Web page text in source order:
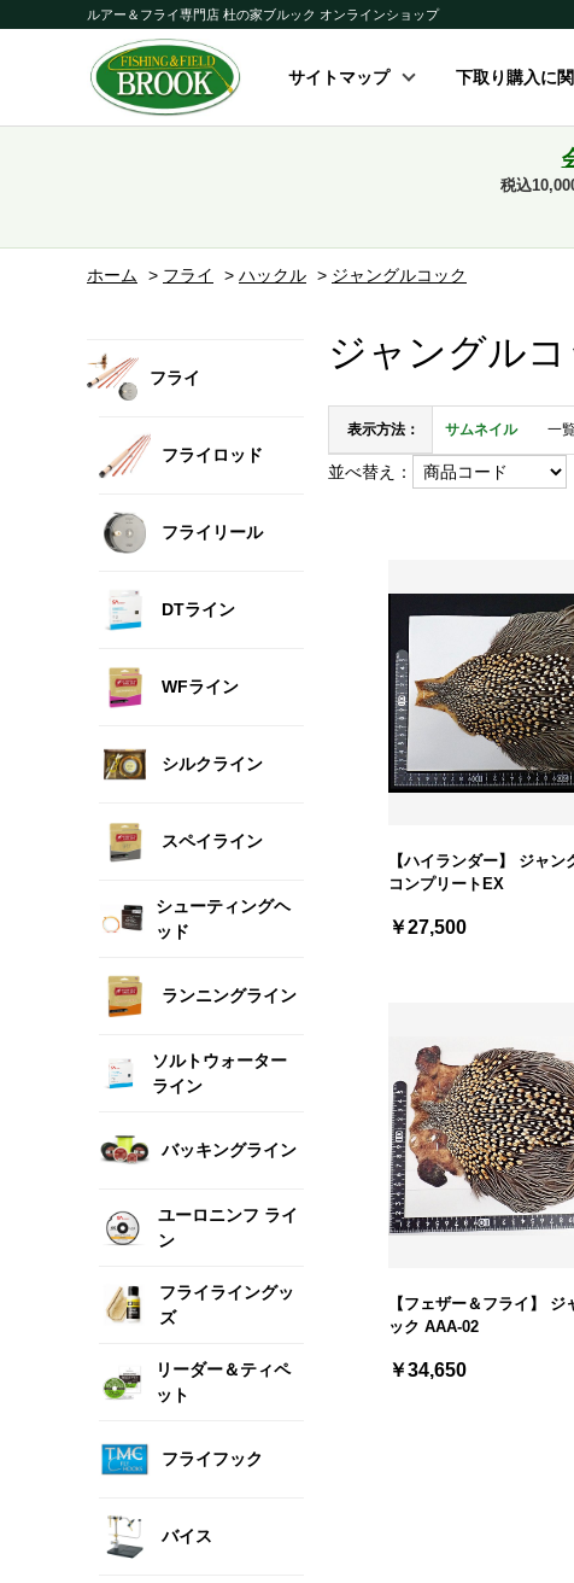
ルアー＆フライ専門店 杜の家ブルック オンラインショップ
サイトマップ 下取り購入に
税込
ホーム > フライ > ハックル > ジャングルコック
フライ
フライロッド
フライリール
DTライン
WFライン
シルクライン
スペイライン
シューティングヘ
ッド
ランニングライン
ソルトウォーター
ライン
バッキングライン
ユーロニンフ ライ
ン
フライライングッ
ズ
リーダー＆ティペ
ット
フライフック
バイス
ジャングルコ
表示方法： サムネイル 一
並べ替え：
【ハイランダー】 ジャン
コンプリートEX
￥27,500
【フェザー＆フライ】 ジ
ック AAA-02
￥34,650